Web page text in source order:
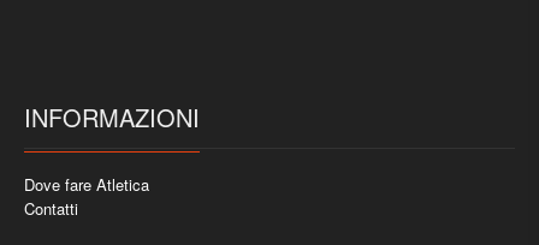
INFORMAZIONI
Dove fare Atletica
Contatti